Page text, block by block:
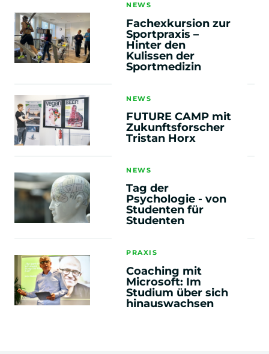
Praxis-Projekt Digital Media Lab
Data Skills & Science
Ernährungswissenschaften
Psychologische Analyse und Diagnostik
Persuasive Kommunikation
Gesundheitspsychologie & Mental
Angewandte
Kommunikationspsychologie
Supervision, Mediation & Coaching
NEWS
Fachexkursion zur
Sportpraxis –
Hinter den
Kulissen der
Sportmedizin
NEWS
FUTURE CAMP mit
Zukunftsforscher
Tristan Horx
NEWS
Tag der
Psychologie - von
Studenten für
Studenten
PRAXIS
Coaching mit
Microsoft: Im
Studium über sich
hinauswachsen